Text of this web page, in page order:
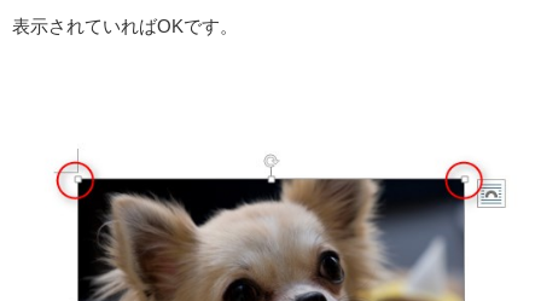
表示されていればOKです。